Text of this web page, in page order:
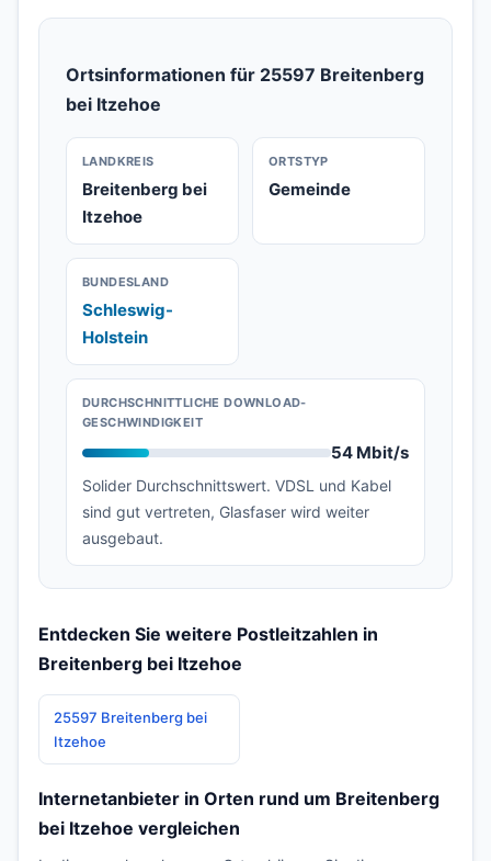
Ortsinformationen für 25597 Breitenberg
bei Itzehoe
LANDKREIS
Breitenberg bei
Itzehoe
ORTSTYP
Gemeinde
BUNDESLAND
Schleswig-
Holstein
DURCHSCHNITTLICHE DOWNLOAD-
GESCHWINDIGKEIT
54 Mbit/s
Solider Durchschnittswert. VDSL und Kabel
sind gut vertreten, Glasfaser wird weiter
ausgebaut.
Entdecken Sie weitere Postleitzahlen in
Breitenberg bei Itzehoe
25597 Breitenberg bei
Itzehoe
Internetanbieter in Orten rund um Breitenberg
bei Itzehoe vergleichen